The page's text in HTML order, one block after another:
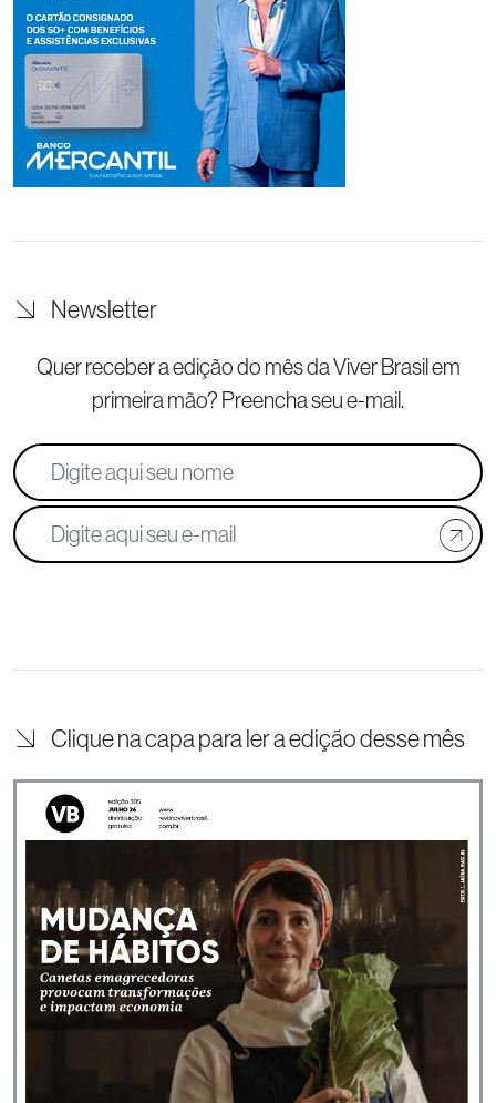
Newsletter
Quer receber a edição do mês da Viver Brasilem
primeira mão? Preencha seu e-mail.
Clique na capa para ler a edição desse mês